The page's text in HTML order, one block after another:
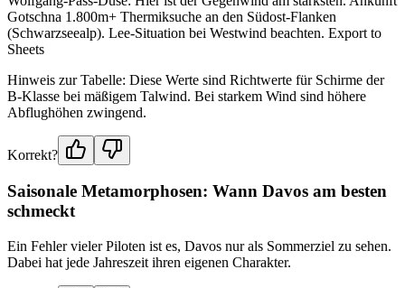
Gotschna 1.800m+ Thermiksuche an den Südost-Flanken
(Schwarzseealp). Lee-Situation bei Westwind beachten. Export to
Sheets
Hinweis zur Tabelle: Diese Werte sind Richtwerte für Schirme der
B-Klasse bei mäßigem Talwind. Bei starkem Wind sind höhere
Abflughöhen zwingend.
Korrekt?
Saisonale Metamorphosen: Wann Davos am besten
schmeckt
Ein Fehler vieler Piloten ist es, Davos nur als Sommerziel zu sehen.
Dabei hat jede Jahreszeit ihren eigenen Charakter.